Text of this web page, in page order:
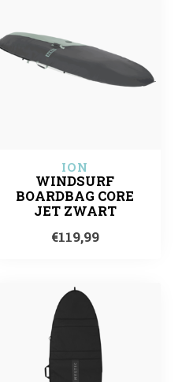
ION
WINDSURF
BOARDBAG CORE
JET ZWART
€119,99